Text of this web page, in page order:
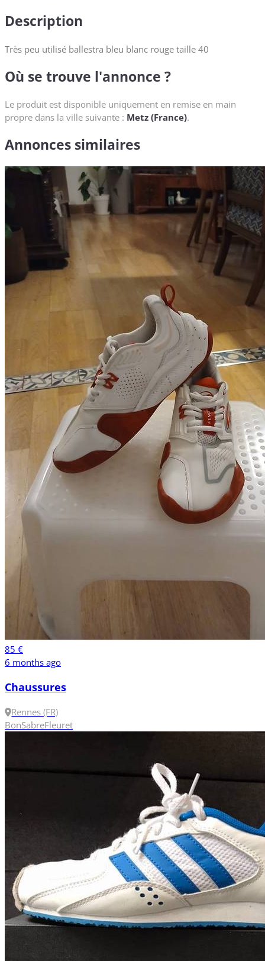
Description
Très peu utilisé ballestra bleu blanc rouge taille 40
Où se trouve l'annonce ?
Le produit est disponible uniquement en remise en main
propre dans la ville suivante : Metz (France).
Annonces similaires
85 €
6 months ago
Chaussures
Rennes (FR)
BonSabreFleuret